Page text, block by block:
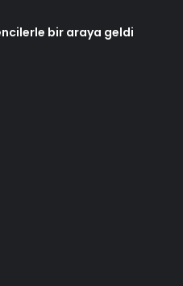
bir araya geldi